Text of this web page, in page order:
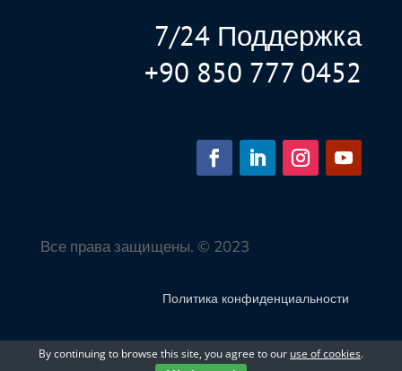
7/24 Поддержка
+90 850 777 0452
Все права защищены. © 2023
Политика конфиденциальности
By continuing to browse this site, you agree to our use of cookies.